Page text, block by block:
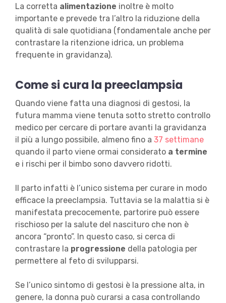
La corretta alimentazione inoltre è molto
importante e prevede tra l’altro la riduzione della
qualità di sale quotidiana (fondamentale anche per
contrastare la ritenzione idrica, un problema
frequente in gravidanza).
Come si cura la preeclampsia
Quando viene fatta una diagnosi di gestosi, la
futura mamma viene tenuta sotto stretto controllo
medico per cercare di portare avanti la gravidanza
il più a lungo possibile, almeno fino a 37 settimane
quando il parto viene ormai considerato a termine
e i rischi per il bimbo sono davvero ridotti.
Il parto infatti è l’unico sistema per curare in modo
efficace la preeclampsia. Tuttavia se la malattia si è
manifestata precocemente, partorire può essere
rischioso per la salute del nascituro che non è
ancora “pronto”. In questo caso, si cerca di
contrastare la progressione della patologia per
permettere al feto di svilupparsi.
Se l’unico sintomo di gestosi è la pressione alta, in
genere, la donna può curarsi a casa controllando